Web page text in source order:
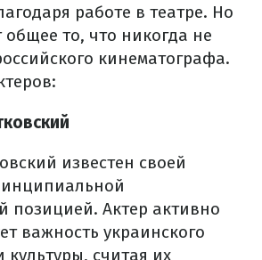
работе в театре. Но
то, что никогда не
кинематографа.
известен своей
позицией. Актер активно
важность украинского
культуры, считая их